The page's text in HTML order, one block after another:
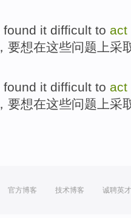
found it difficult to act
，要想在这些问题上采
found it difficult to act
，要想在这些问题上采
官方博客 技术博客 诚聘英才